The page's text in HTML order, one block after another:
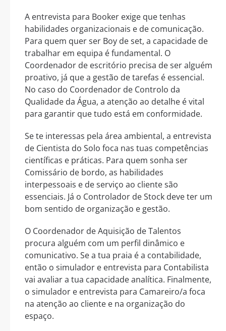
A entrevista para Booker exige que tenhas
habilidades organizacionais e de comunicação.
Para quem quer ser Boy de set, a capacidade de
trabalhar em equipa é fundamental. O
Coordenador de escritório precisa de ser alguém
proativo, já que a gestão de tarefas é essencial.
No caso do Coordenador de Controlo da
Qualidade da Água, a atenção ao detalhe é vital
para garantir que tudo está em conformidade.
Se te interessas pela área ambiental, a entrevista
de Cientista do Solo foca nas tuas competências
científicas e práticas. Para quem sonha ser
Comissário de bordo, as habilidades
interpessoais e de serviço ao cliente são
essenciais. Já o Controlador de Stock deve ter um
bom sentido de organização e gestão.
O Coordenador de Aquisição de Talentos
procura alguém com um perfil dinâmico e
comunicativo. Se a tua praia é a contabilidade,
então o simulador e entrevista para Contabilista
vai avaliar a tua capacidade analítica. Finalmente,
o simulador e entrevista para Camareiro/a foca
na atenção ao cliente e na organização do
espaço.